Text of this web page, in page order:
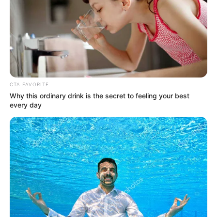
Seguridad Privada
11. Vehículos de carga para el transporte y
abastecimiento de
medicamentos y/o alimentos.
12. Vehículos automotores para el transporte de
pacientes que se desplacen debido atratamientos
vitales.
13. Vehículos y motocicletas vinculados a
comunicaciones, los cuales deben estar debidamente
identificados.
14. Vehículos utilizados para eltransporte de valores
debidamente autorizados por la Superintendencia de
Vigilancia y Seguridad Privada.
15. Vehículos y motocicletaseléctricas y/o híbridos.
16. Motocicletas delservicio de domicilio.
CTA FAVORITE
Why this ordinary drink is the secret to feeling your best
every day